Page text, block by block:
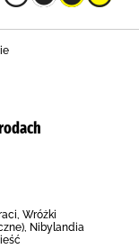
Wróżki
Nibylandia